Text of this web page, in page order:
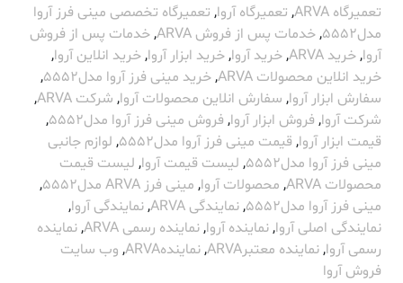
تعمیرگاه ARVA
, تعمیرگاه آروا, تعمیرگاه تخصصی مینی فرز آروا
مدل5552
,خدمات پس از فروش ARVA ,خدمات پس از فروش
آروا,خرید ARVA ,خرید آروا,خرید ابزار آروا,خرید انلاین آروا,
خرید انلاین محصولات ARVA
,خرید مینی فرز آروا مدل5552
,
سفارش ابزار آروا, سفارش انلاین محصولات آروا, شرکت ARVA
,
شرکت آروا, فروش ابزار آروا, فروش مینی فرز آروا مدل5552
,
قیمت ابزار آروا, قیمت مینی فرز آروا مدل5552 , لوازم جانبی
مینی فرز آروا مدل5552
, لیست قیمت آروا, لیست قیمت
محصولات ARVA
, محصولات آروا, مینی فرز ARVA مدل5552
,
مینی فرز آروا مدل5552
,نمایندگی ARVA ,نمایندگی آروا,
نمایندگی اصلی آروا,نماینده آروا,نماینده رسمی ARVA ,نماینده
رسمی آروا,نماینده معتبرARVA ,نمایندهARVA , وب سایت
فروش آروا